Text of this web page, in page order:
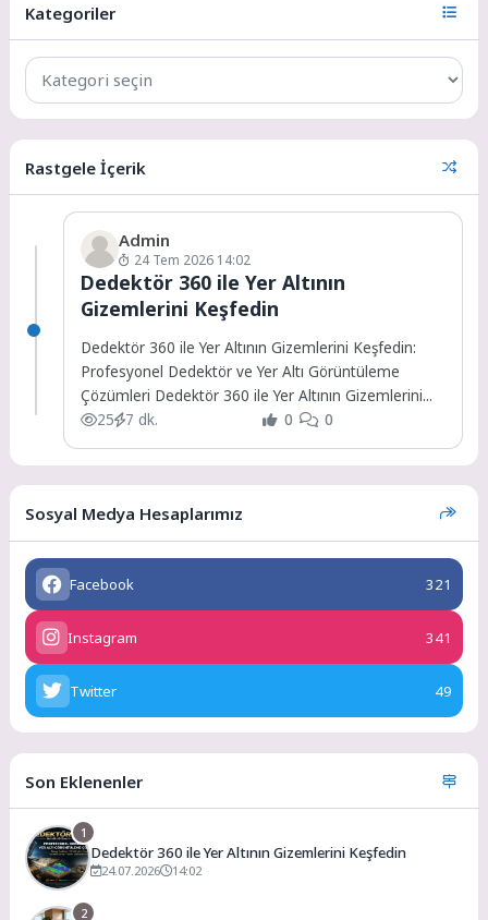
Kategoriler
Rastgele İçerik
Admin
24 Tem 2026 14:02
Dedektör 360 ile Yer Altının
Gizemlerini Keşfedin
Dedektör 360 ile Yer Altının Gizemlerini Keşfedin:
Profesyonel Dedektör ve Yer Altı Görüntüleme
Çözümleri Dedektör 360 ile Yer Altının Gizemlerini...
25
7 dk. 0 0
Sosyal Medya Hesaplarımız
Facebook 321
Instagram 341
Twitter 49
Son Eklenenler
1
Dedektör 360 ile Yer Altının Gizemlerini Keşfedin
24.07.2026 14:02
2